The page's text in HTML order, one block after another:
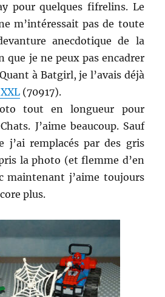
pour quelques fifrelins. Le
m’intéressait pas de toute
anecdotique de la
que je ne peux pas encadrer
à Batgirl, je l’avais déjà
(70917).
tout en longueur pour
J’aime beaucoup. Sauf
j’ai remplacés par des gris
la photo (et flemme d’en
maintenant j’aime toujours
plus.